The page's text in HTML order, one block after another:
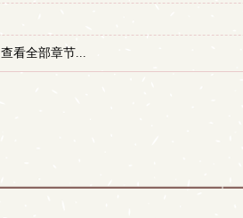
查看全部章节...